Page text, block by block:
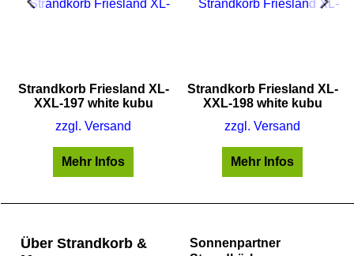
Strandkorb Friesland XL-
XXL-197 white kubu
zzgl. Versand
Mehr Infos
Strandkorb Friesland XL-
XXL-198 white kubu
zzgl. Versand
Mehr Infos
Sonnenpartner
Über Strandkorb &